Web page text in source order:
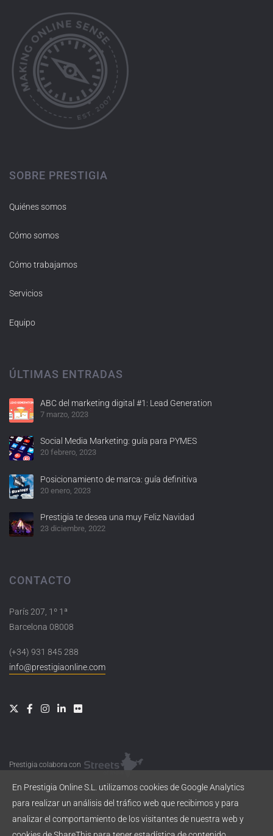
SOBRE PRESTIGIA
Quiénes somos
Cómo somos
Cómo trabajamos
Servicios
Equipo
ÚLTIMAS ENTRADAS
ABC del marketing digital #1: Lead Generation
7 marzo, 2023
Social Media Marketing: guía para PYMES
20 febrero, 2023
Posicionamiento de marca: guía definitiva
20 enero, 2023
Prestigia te desea una muy Feliz Navidad
23 diciembre, 2022
CONTACTO
París 207, 1º 1ª
Barcelona 08008
(+34) 931 845 288
info@prestigiaonline.com
Prestigia colabora con
En Prestigia Online S.L. utilizamos cookies de Google Analytics
para realizar un análisis del tráfico web que recibimos y para
analizar el comportamiento de los visitantes de nuestra web y